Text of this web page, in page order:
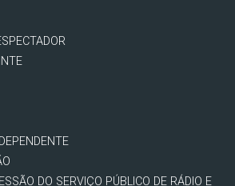
DO SERVIÇO PÚBLICO DE RÁDIO E